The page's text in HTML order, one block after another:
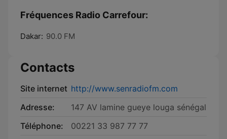
Fréquences Radio Carrefour:
Dakar: 90.0 FM
Contacts
Site internet http://www.senradiofm.com
Adresse:
147 AV lamine gueye louga sénégal
Téléphone:
00221 33 987 77 77